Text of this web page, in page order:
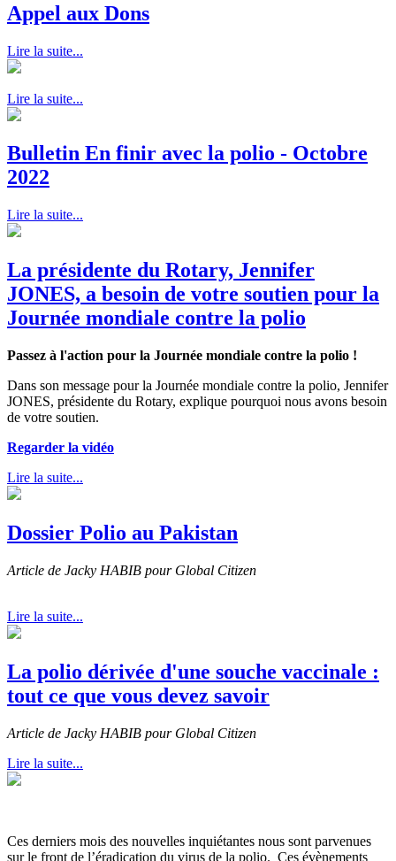
Appel aux Dons
Lire la suite...
Lire la suite...
Bulletin En finir avec la polio - Octobre
2022
Lire la suite...
La présidente du Rotary, Jennifer
JONES, a besoin de votre soutien pour la
Journée mondiale contre la polio
Passez à l'action pour la Journée mondiale contre la polio !
Dans son message pour la Journée mondiale contre la polio, Jennifer
JONES, présidente du Rotary, explique pourquoi nous avons besoin
de votre soutien.
Regarder la vidéo
Lire la suite...
Dossier Polio au Pakistan
Article de Jacky HABIB pour Global Citizen
Lire la suite...
La polio dérivée d'une souche vaccinale :
tout ce que vous devez savoir
Article de Jacky HABIB pour Global Citizen
Lire la suite...
Ces derniers mois des nouvelles inquiétantes nous sont parvenues
sur le front de l’éradication du virus de la polio. Ces évènements